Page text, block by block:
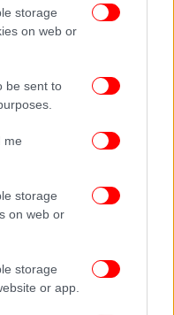
storage
on web or
be sent to
me
storage
on web or
storage
or app.
εσωκομματικής
μετά την
μην διεκδικήσει
κι αν αυτό ενέχει
στις κάλπες με